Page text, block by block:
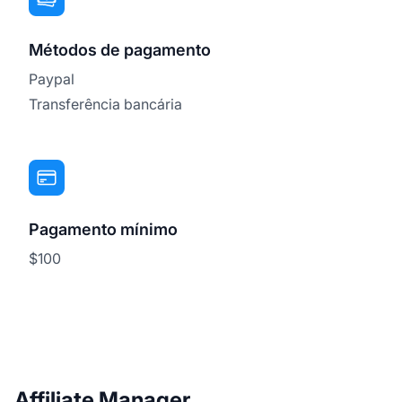
Métodos de pagamento
Paypal
Transferência bancária
Pagamento mínimo
$100